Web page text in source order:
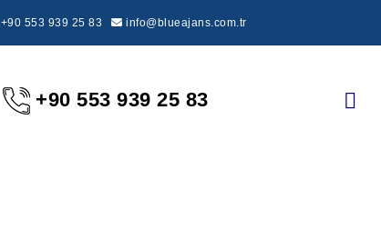
+90 553 939 25 83 info@blueajans.com.tr
+90 553 939 25 83